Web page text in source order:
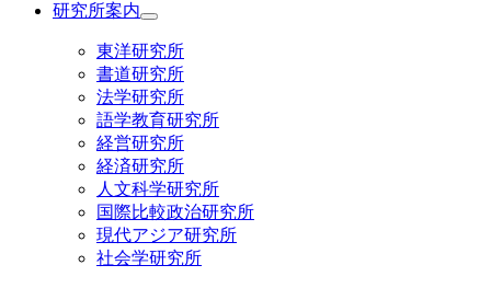
研究所案内
東洋研究所
書道研究所
法学研究所
語学教育研究所
経営研究所
経済研究所
人文科学研究所
国際比較政治研究所
現代アジア研究所
社会学研究所